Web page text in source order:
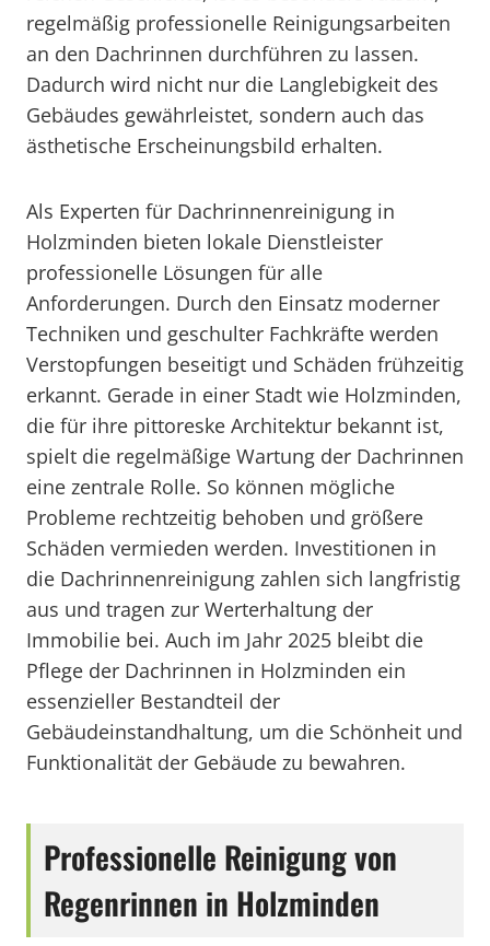
regelmäßig professionelle Reinigungsarbeiten
an den Dachrinnen durchführen zu lassen.
Dadurch wird nicht nur die Langlebigkeit des
Gebäudes gewährleistet, sondern auch das
ästhetische Erscheinungsbild erhalten.
Als Experten für Dachrinnenreinigung in
Holzminden bieten lokale Dienstleister
professionelle Lösungen für alle
Anforderungen. Durch den Einsatz moderner
Techniken und geschulter Fachkräfte werden
Verstopfungen beseitigt und Schäden frühzeitig
erkannt. Gerade in einer Stadt wie Holzminden,
die für ihre pittoreske Architektur bekannt ist,
spielt die regelmäßige Wartung der Dachrinnen
eine zentrale Rolle. So können mögliche
Probleme rechtzeitig behoben und größere
Schäden vermieden werden. Investitionen in
die Dachrinnenreinigung zahlen sich langfristig
aus und tragen zur Werterhaltung der
Immobilie bei. Auch im Jahr 2025 bleibt die
Pflege der Dachrinnen in Holzminden ein
essenzieller Bestandteil der
Gebäudeinstandhaltung, um die Schönheit und
Funktionalität der Gebäude zu bewahren.
Professionelle Reinigung von
Regenrinnen in Holzminden